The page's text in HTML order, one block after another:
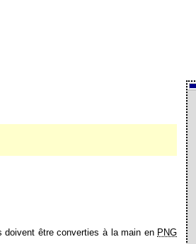
être converties à la main en PNG